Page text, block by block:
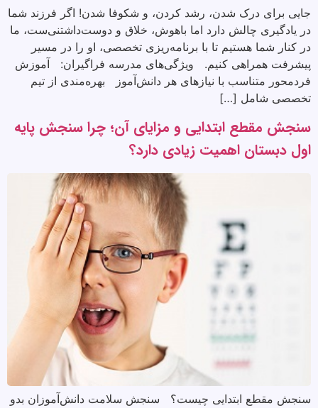
جایی برای درک شدن، رشد کردن، و شکوفا شدن! اگر فرزند شما
در یادگیری چالش دارد اما باهوش، خلاق و دوست‌داشتنی‌ست، ما
در کنار شما هستیم تا با برنامه‌ریزی تخصصی، او را در مسیر
پیشرفت همراهی کنیم. ویژگی‌های مدرسه فراگیران: آموزش
فردمحور متناسب با نیازهای هر دانش‌آموز بهره‌مندی از تیم
تخصصی شامل […]
سنجش مقطع ابتدایی و مزایای آن؛ چرا سنجش پایه
اول دبستان اهمیت زیادی دارد؟
سنجش مقطع ابتدایی چیست؟ سنجش سلامت دانش‌آموزان بدو